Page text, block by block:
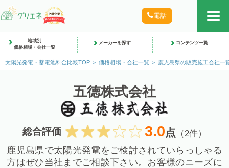
電話
地域別
価格相場・会社一覧
メーカーを探す コンテンツ一覧
太陽光発電・蓄電池料金比較TOP 価格相場・会社一覧 鹿児島県の販売施工会社一
五徳株式会社
総合評価 3.0点 （2件）
鹿児島県で太陽光発電をご検討されていらっしゃる
方はぜひ当社までご相談下さい。お客様のニーズに